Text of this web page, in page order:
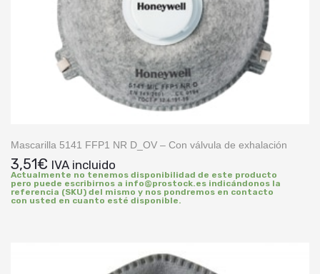
Mascarilla 5141 FFP1 NR D_OV – Con válvula de exhalación
3,51€ IVA incluido
Actualmente no tenemos disponibilidad de este producto
pero puede escribirnos a info@prostock.es indicándonos la
referencia (SKU) del mismo y nos pondremos en contacto
con usted en cuanto esté disponible.